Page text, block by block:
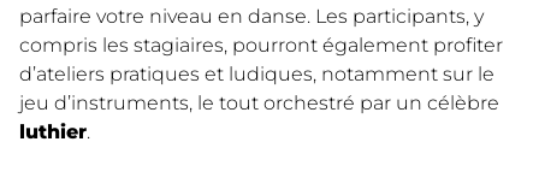
parfaire votre niveau en danse. Les participants, y
compris les stagiaires, pourront également profiter
d’ateliers pratiques et ludiques, notamment sur le
jeu d’instruments, le tout orchestré par un célèbre
luthier.